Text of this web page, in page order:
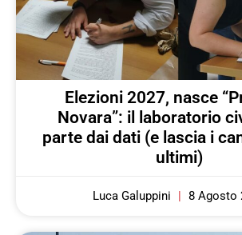
Elezioni 2027, nasce
Novara”: il laboratorio
parte dai dati (e lascia i
ultimi)
Luca Galuppini 8 Agosto